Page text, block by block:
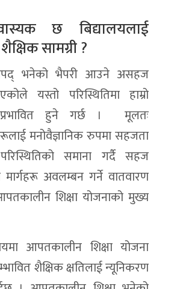
छ बिद्यालयलाई
सामग्री ?
भनेको भैपरी आउने असहज
यस्तो परिस्थितिमा हाम्रो
हुने गर्छ । मूलतः
मनोवैज्ञानिक रुपमा सहजता
समाना गर्दै सहज
मार्गहरू अवलम्बन गर्ने वातवारण
शिक्षा योजनाको मुख्य
आपतकालीन शिक्षा योजना
शैक्षिक क्षतिलाई न्यूनिकरण